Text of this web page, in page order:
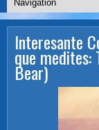
Interesante
que
Bear)